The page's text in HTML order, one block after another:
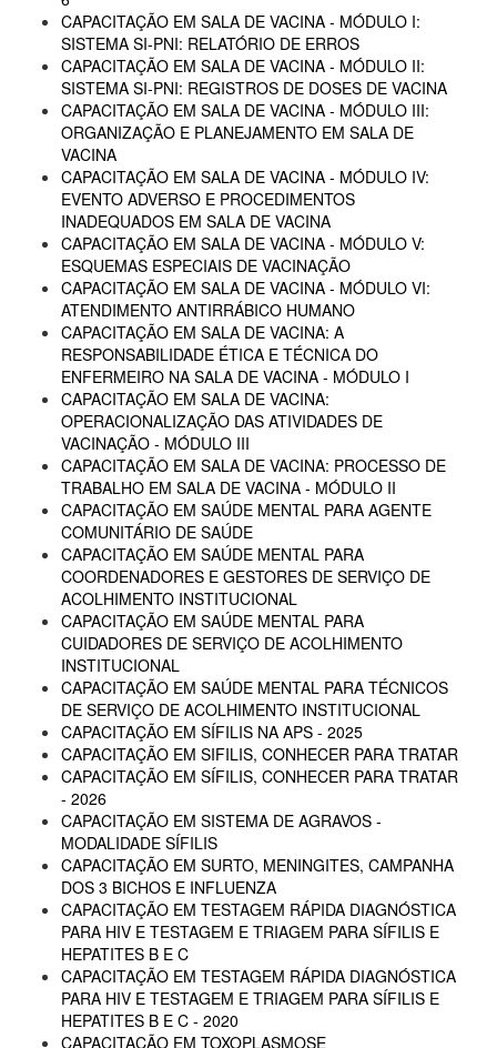
CAPACITAÇÃO EM SALA DE VACINA - MÓDULO I:
SISTEMA SI-PNI: RELATÓRIO DE ERROS
CAPACITAÇÃO EM SALA DE VACINA - MÓDULO II:
SISTEMA SI-PNI: REGISTROS DE DOSES DE VACINA
CAPACITAÇÃO EM SALA DE VACINA - MÓDULO III:
ORGANIZAÇÃO E PLANEJAMENTO EM SALA DE
VACINA
CAPACITAÇÃO EM SALA DE VACINA - MÓDULO IV:
EVENTO ADVERSO E PROCEDIMENTOS
INADEQUADOS EM SALA DE VACINA
CAPACITAÇÃO EM SALA DE VACINA - MÓDULO V:
ESQUEMAS ESPECIAIS DE VACINAÇÃO
CAPACITAÇÃO EM SALA DE VACINA - MÓDULO VI:
ATENDIMENTO ANTIRRÁBICO HUMANO
CAPACITAÇÃO EM SALA DE VACINA: A
RESPONSABILIDADE ÉTICA E TÉCNICA DO
ENFERMEIRO NA SALA DE VACINA - MÓDULO I
CAPACITAÇÃO EM SALA DE VACINA:
OPERACIONALIZAÇÃO DAS ATIVIDADES DE
VACINAÇÃO - MÓDULO III
CAPACITAÇÃO EM SALA DE VACINA: PROCESSO DE
TRABALHO EM SALA DE VACINA - MÓDULO II
CAPACITAÇÃO EM SAÚDE MENTAL PARA AGENTE
COMUNITÁRIO DE SAÚDE
CAPACITAÇÃO EM SAÚDE MENTAL PARA
COORDENADORES E GESTORES DE SERVIÇO DE
ACOLHIMENTO INSTITUCIONAL
CAPACITAÇÃO EM SAÚDE MENTAL PARA
CUIDADORES DE SERVIÇO DE ACOLHIMENTO
INSTITUCIONAL
CAPACITAÇÃO EM SAÚDE MENTAL PARA TÉCNICOS
DE SERVIÇO DE ACOLHIMENTO INSTITUCIONAL
CAPACITAÇÃO EM SÍFILIS NA APS - 2025
CAPACITAÇÃO EM SIFILIS, CONHECER PARA TRATAR
CAPACITAÇÃO EM SÍFILIS, CONHECER PARA TRATAR
- 2026
CAPACITAÇÃO EM SISTEMA DE AGRAVOS -
MODALIDADE SÍFILIS
CAPACITAÇÃO EM SURTO, MENINGITES, CAMPANHA
DOS 3 BICHOS E INFLUENZA
CAPACITAÇÃO EM TESTAGEM RÁPIDA DIAGNÓSTICA
PARA HIV E TESTAGEM E TRIAGEM PARA SÍFILIS E
HEPATITES B E C
CAPACITAÇÃO EM TESTAGEM RÁPIDA DIAGNÓSTICA
PARA HIV E TESTAGEM E TRIAGEM PARA SÍFILIS E
HEPATITES B E C - 2020
CAPACITAÇÃO EM TOXOPLASMOSE